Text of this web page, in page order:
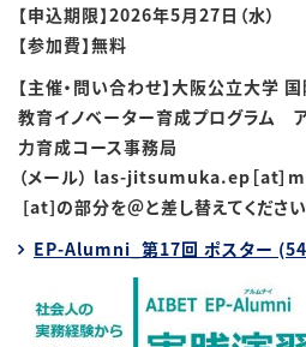
【申込期限】2026年5月27日（水）
【参加費】無料
【主催・問い合わせ】大阪公立大学
教育イノベーター育成プログラム
力育成コース事務局
（メール） las-jitsumuka.ep［at
[at]の部分を＠と差し替えてください
EP-Alumni_第17回 ポスター